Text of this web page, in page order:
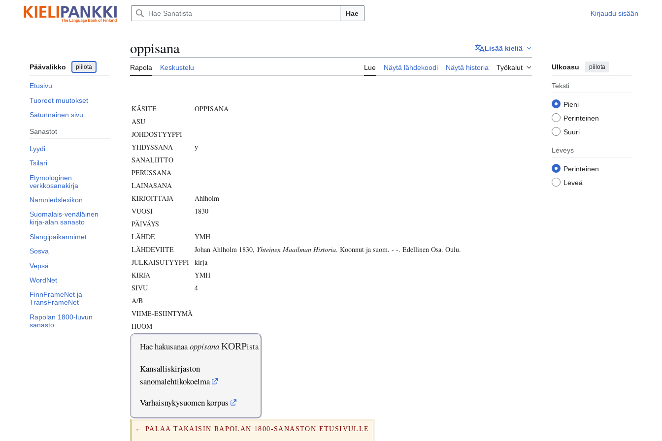
sisältöön
Hae Kirjaudu sisään
Päävalikko piilota
Etusivu
Tuoreet muutokset
Satunnainen sivu
Sanastot
Lyydi
Tsilari
Etymologinen
verkkosanakirja
Namnledslexikon
Suomalais-venäläinen
kirja-alan sanasto
Slangipaikannimet
Sosva
Vepsä
WordNet
FinnFrameNet ja
TransFrameNet
Rapolan 1800-luvun
sanasto
oppisana Lisää kieliä
Rapola Keskustelu Lue Näytä lähdekoodi Näytä historia Työkalut Ulkoasu piilota
Teksti
Pieni
Perinteinen
Suuri
Leveys
Perinteinen
Leveä
KÄSITE
OPPISANA
ASU
JOHDOSTYYPPI
YHDYSSANA
y
SANALIITTO
PERUSSANA
LAINASANA
KIRJOITTAJA
Ahlholm
VUOSI
1830
PÄIVÄYS
LÄHDE
YMH
LÄHDEVIITE
Johan Ahlholm 1830, Yhteinen Maailman Historia. Koonnut ja suom. - -. Edellinen Osa. Oulu.
JULKAISUTYYPPI kirja
KIRJA
YMH
SIVU
4
A/B
VIIME-ESIINTYMÄ
HUOM
Hae hakusanaaoppisanaKORPista
Kansalliskirjaston
sanomalehtikokoelma
Varhaisnykysuomen korpus
← PALAA TAKAISIN RAPOLAN 1800-SANASTON ETUSIVULLE